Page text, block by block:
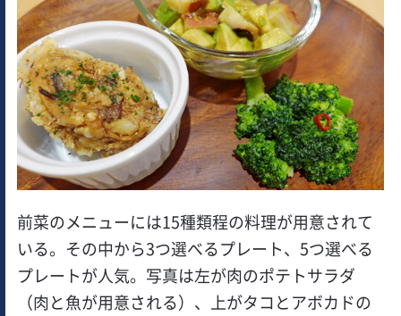
前菜のメニューには15種類程の料理が用意されて
いる。その中から3つ選べるプレート、5つ選べる
プレートが人気。写真は左が肉のポテトサラダ
（肉と魚が用意される）、上がタコとアボカドの